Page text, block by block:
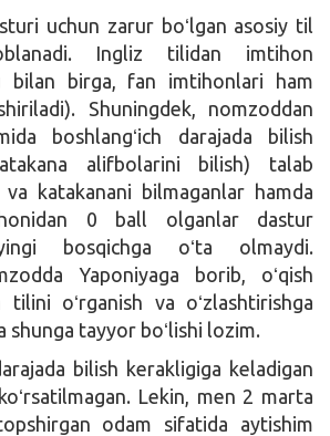
uchun zarur boʻlgan asosiy til
Ingliz tilidan imtihon
bilan birga, fan imtihonlari ham
Shuningdek, nomzoddan
boshlangʻich darajada bilish
alifbolarini bilish) talab
katakanani bilmaganlar hamda
0 ball olganlar dastur
bosqichga oʻta olmaydi.
Yaponiyaga borib, oʻqish
tilini oʻrganish va oʻzlashtirishga
shunga tayyor boʻlishi lozim.
bilish kerakligiga keladigan
Lekin, men 2 marta
odam sifatida aytishim